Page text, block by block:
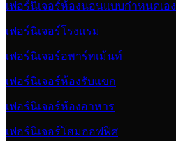
เฟอร์นิเจอร์ห้องนอนแบบกำหนดเอง
เฟอร์นิเจอร์โรงแรม
เฟอร์นิเจอร์อพาร์ทเม้นท์
เฟอร์นิเจอร์ห้องรับแขก
เฟอร์นิเจอร์ห้องอาหาร
เฟอร์นิเจอร์โฮมออฟฟิศ